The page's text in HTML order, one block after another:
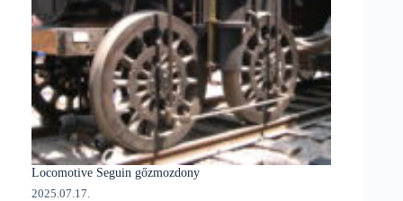
Locomotive Seguin gőzmozdony
2025.07.17.